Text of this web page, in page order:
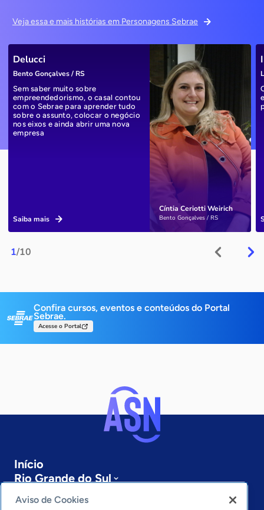
Veja essa e mais histórias em Personagens Sebrae
1/10
Cíntia Ceriotti Weirich
Bento Gonçalves / RS
Delucci
Bento Gonçalves / RS
Sem saber muito sobre
empreendedorismo, o casal contou
com o Sebrae para aprender tudo
sobre o assunto, colocar o negócio
nos eixos e ainda abrir uma nova
empresa
Saiba mais
Confira cursos, eventos e conteúdos do Portal
Sebrae.
Acesse o Portal
Início
Rio Grande do Sul
Sobre a ASN
Últimas notícias
Aviso de Cookies